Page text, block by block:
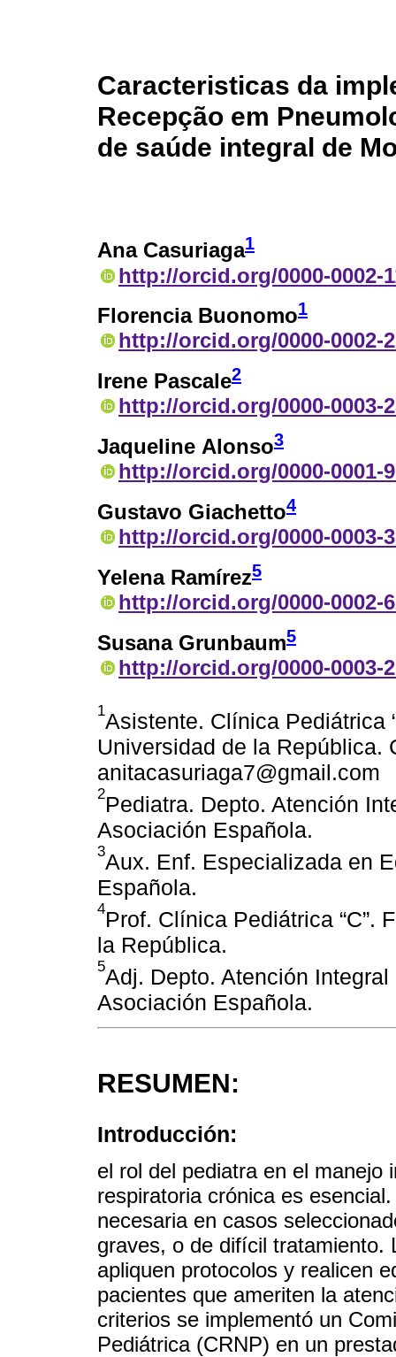
Caracteristicas da
Recepção em
de saúde integral de
Ana Casuriaga1
http://orcid.org/0000-0002-
Florencia Buonomo1
http://orcid.org/0000-0002-
Irene Pascale2
http://orcid.org/0000-0003-
Jaqueline Alonso3
http://orcid.org/0000-0001-
Gustavo Giachetto4
http://orcid.org/0000-0003-
Yelena Ramírez5
http://orcid.org/0000-0002-
Susana Grunbaum5
http://orcid.org/0000-0003-
1Asistente. Clínica Pediátrica
Universidad de la República.
anitacasuriaga7@gmail.com
2Pediatra. Depto. Atención
Asociación Española.
3Aux. Enf. Especializada en
Española.
4Prof. Clínica Pediátrica “C”.
la República.
5Adj. Depto. Atención
Asociación Española.
RESUMEN:
Introducción:
el rol del pediatra en el manejo
respiratoria crónica es
necesaria en casos
graves, o de difícil tratamiento.
apliquen protocolos y realicen
pacientes que ameriten la
criterios se implementó un
Pediátrica (CRNP) en un